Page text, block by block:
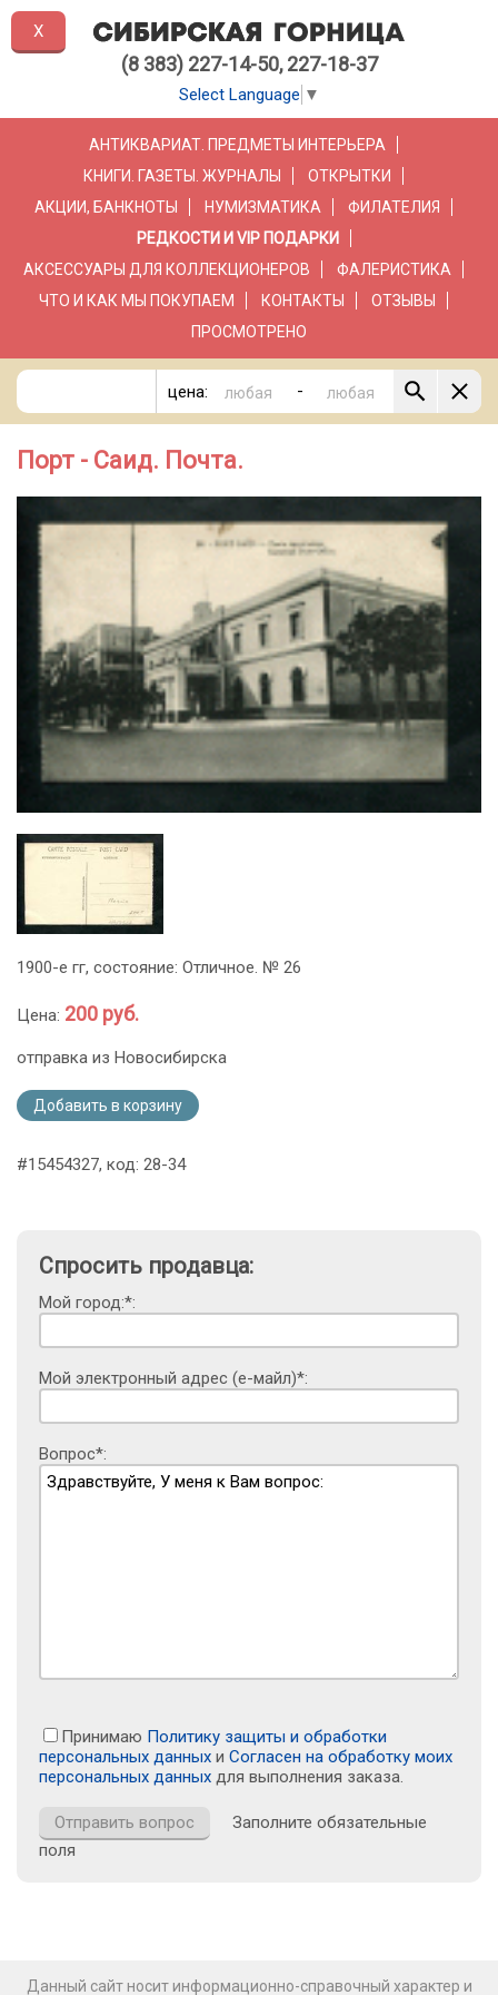
(8 383) 227-14-50, 227-18-37
Select Language ▼
АНТИКВАРИАТ. ПРЕДМЕТЫ ИНТЕРЬЕРА
КНИГИ. ГАЗЕТЫ. ЖУРНАЛЫ
ОТКРЫТКИ
АКЦИИ, БАНКНОТЫ
НУМИЗМАТИКА
ФИЛАТЕЛИЯ
РЕДКОСТИ И VIP ПОДАРКИ
АКСЕССУАРЫ ДЛЯ КОЛЛЕКЦИОНЕРОВ
ФАЛЕРИСТИКА
ЧТО И КАК МЫ ПОКУПАЕМ
КОНТАКТЫ
ОТЗЫВЫ
ПРОСМОТРЕНО
цена: -
Порт - Саид. Почта.
1900-е гг, состояние: Отличное. № 26
Цена: 200 руб.
отправка из Новосибирска
Добавить в корзину
#15454327, код: 28-34
Спросить продавца:
Мой город:*:
Мой электронный адрес (е-майл)*:
Вопрос*:
Принимаю Политику защиты и обработки
персональных данных и Согласен на обработку моих
персональных данных для выполнения заказа.
Заполните обязательные
поля
X
Данный сайт носит информационно-справочный характер и